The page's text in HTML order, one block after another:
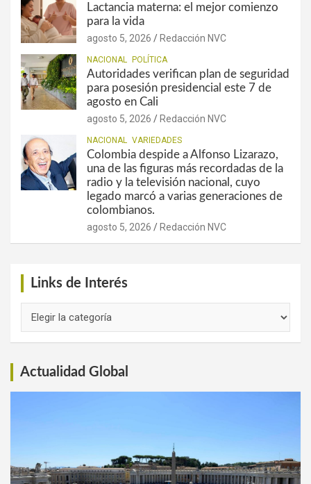
Lactancia materna: el mejor comienzo
para la vida
agosto 5, 2026 Redacción NVC
NACIONAL POLÍTICA
Autoridades verifican plan de seguridad
para posesión presidencial este 7 de
agosto en Cali
agosto 5, 2026 Redacción NVC
NACIONAL VARIEDADES
Colombia despide a Alfonso Lizarazo,
una de las figuras más recordadas de la
radio y la televisión nacional, cuyo
legado marcó a varias generaciones de
colombianos.
agosto 5, 2026 Redacción NVC
Links de Interés
Actualidad Global